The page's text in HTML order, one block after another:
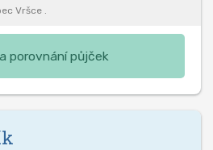
Vršce .
porovnání půjček